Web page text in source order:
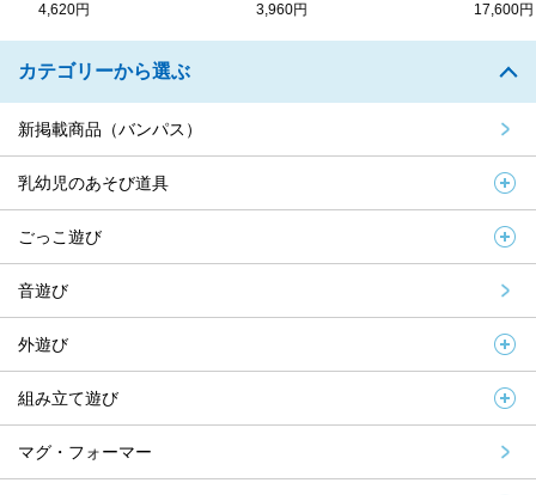
4,620円
3,960円
17,600円
カテゴリーから選ぶ
新掲載商品（バンパス）
乳幼児のあそび道具
ごっこ遊び
音遊び
外遊び
組み立て遊び
マグ・フォーマー